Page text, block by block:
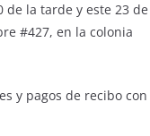
de la tarde y este 23 de
#427, en la colonia
y pagos de recibo con